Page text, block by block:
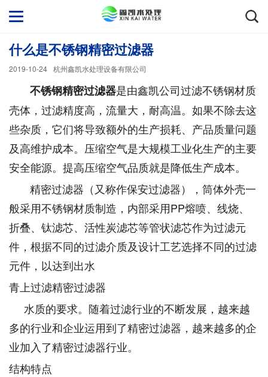
什么是不锈钢精密过滤器
2019-10-24 杭州鑫凯水处理设备有限公司
不锈钢精密过滤器是由鑫凯公司过滤不锈钢材质
壳体，过滤精度高，流量大，耐高温。如果不除去这
些杂质，它们将导致额外的生产损耗、产品质量问题
及高维护成本。压缩空气是大规模工业化生产的主要
安全能源。提高压缩空气品质就是降低生产成本。
精密过滤器（又称作保安过滤器），筒体外壳一
般采用不锈钢材质制造，内部采用PP熔喷、线烧、
折叠、钛滤芯、活性炭滤芯等管状滤芯作为过滤元
件，根据不同的过滤介质及设计工艺选择不同的过滤
元件，以达到出水
青上过滤精密过滤器
水质的要求。随着过滤行业的不断发展，越来越
多的行业和企业运用到了精密过滤器，越来越多的企
业加入了精密过滤器行业。
结构特点